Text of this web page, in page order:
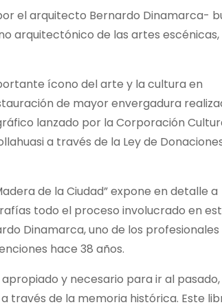
el arquitecto Bernardo Dinamarca-
arquitectónico de las artes escénicas,
ícono del arte y la cultura en
de mayor envergadura
lanzado por la Corporación
a través de la Ley de
de la Ciudad” expone en detalle a
todo el proceso involucrado en
Dinamarca, uno de los profesionales
hace 38 años.
y necesario para ir al
través de la memoria histórica. Este